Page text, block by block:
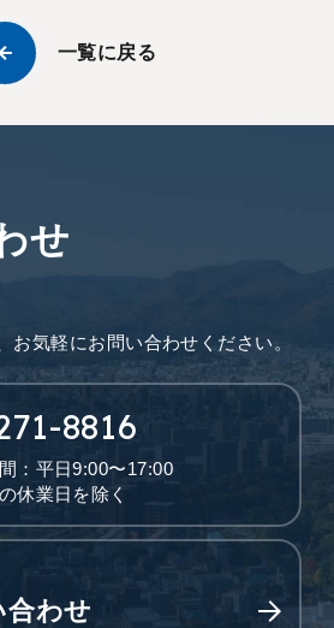
一覧に戻る
せ
お気軽にお問い合わせください。
8816
：平日9:00〜17:00
休業日を除く
合わせ